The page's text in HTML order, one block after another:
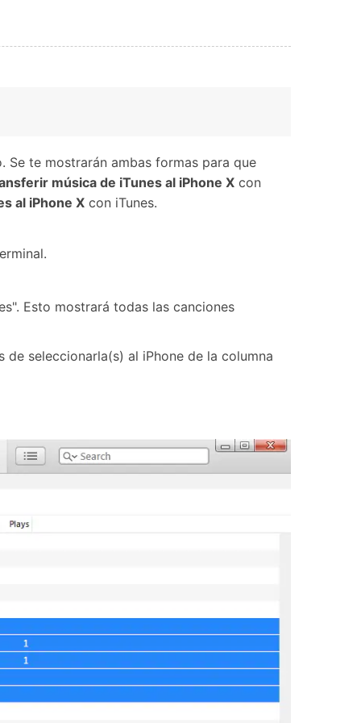
Se te mostrarán ambas formas para que
música de iTunes al iPhone X con
al iPhone X con iTunes.
Esto mostrará todas las canciones
seleccionarla(s) al iPhone de la columna